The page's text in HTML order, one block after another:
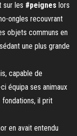
sur les #peignes lors
ongles recouvrant
objets communs en
une plus grande
capable de
équipa ses animaux
il prit
en avait entendu